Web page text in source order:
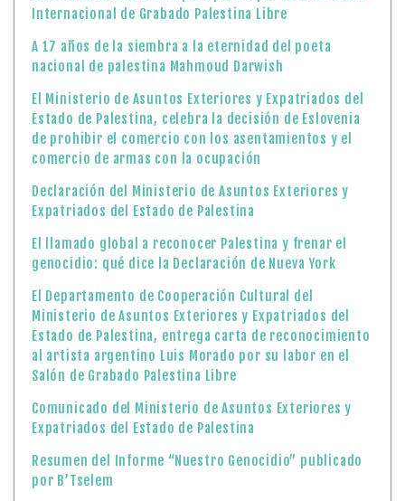
Internacional de Grabado Palestina Libre
A 17 años de la siembra a la eternidad del poeta
nacional de palestina Mahmoud Darwish
El Ministerio de Asuntos Exteriores y Expatriados del
Estado de Palestina, celebra la decisión de Eslovenia
de prohibir el comercio con los asentamientos y el
comercio de armas con la ocupación
Declaración del Ministerio de Asuntos Exteriores y
Expatriados del Estado de Palestina
El llamado global a reconocer Palestina y frenar el
genocidio: qué dice la Declaración de Nueva York
El Departamento de Cooperación Cultural del
Ministerio de Asuntos Exteriores y Expatriados del
Estado de Palestina, entrega carta de reconocimiento
al artista argentino Luis Morado por su labor en el
Salón de Grabado Palestina Libre
Comunicado del Ministerio de Asuntos Exteriores y
Expatriados del Estado de Palestina
Resumen del Informe “Nuestro Genocidio” publicado
por B’Tselem